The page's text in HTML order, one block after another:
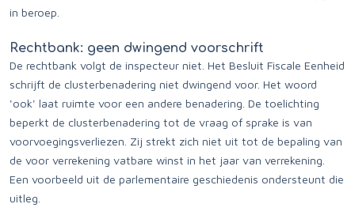
in beroep.
Rechtbank: geen dwingend voorschrift
De rechtbank volgt de inspecteur niet. Het Besluit Fiscale Eenheid
schrijft de clusterbenadering niet dwingend voor. Het woord
'ook' laat ruimte voor een andere benadering. De toelichting
beperkt de clusterbenadering tot de vraag of sprake is van
voorvoegingsverliezen. Zij strekt zich niet uit tot de bepaling van
de voor verrekening vatbare winst in het jaar van verrekening.
Een voorbeeld uit de parlementaire geschiedenis ondersteunt die
uitleg.